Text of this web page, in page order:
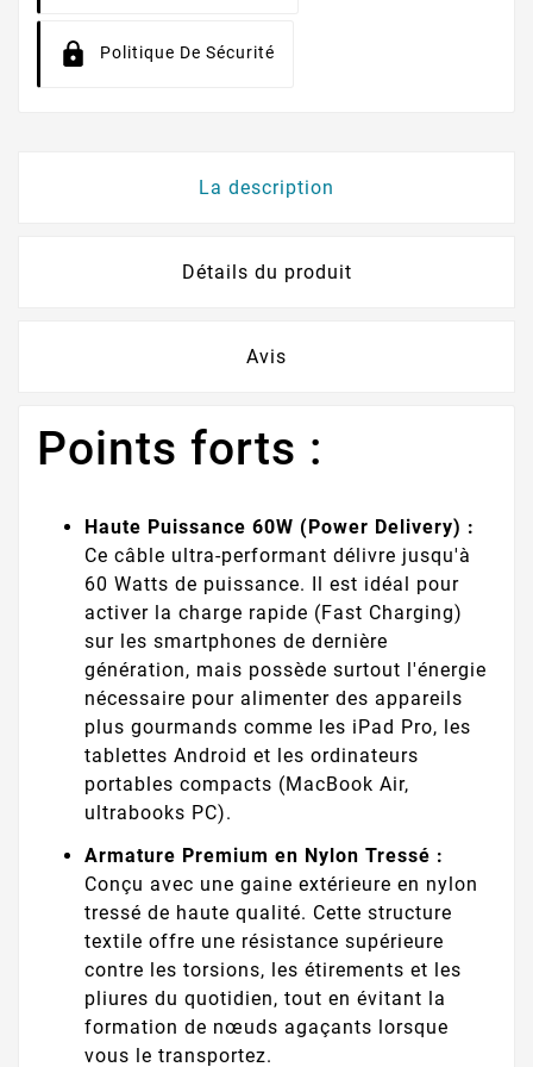
Politique De Sécurité
La description
Détails du produit
Avis
Points forts :
Haute Puissance 60W (Power Delivery) :
Ce câble ultra-performant délivre jusqu'à
60 Watts de puissance. Il est idéal pour
activer la charge rapide (Fast Charging)
sur les smartphones de dernière
génération, mais possède surtout l'énergie
nécessaire pour alimenter des appareils
plus gourmands comme les iPad Pro, les
tablettes Android et les ordinateurs
portables compacts (MacBook Air,
ultrabooks PC).
Armature Premium en Nylon Tressé :
Conçu avec une gaine extérieure en nylon
tressé de haute qualité. Cette structure
textile offre une résistance supérieure
contre les torsions, les étirements et les
pliures du quotidien, tout en évitant la
formation de nœuds agaçants lorsque
vous le transportez.